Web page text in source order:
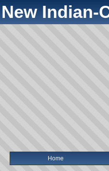
New Indian-
Home